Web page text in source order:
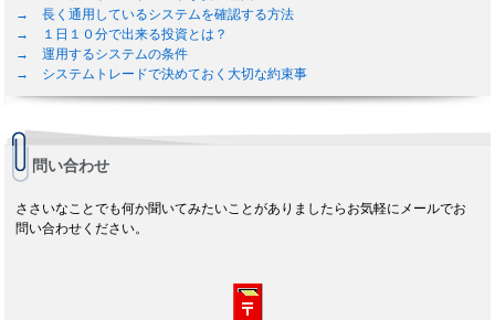
→ 長く通用しているシステムを確認する方法
→ １日１０分で出来る投資とは？
→ 運用するシステムの条件
→ システムトレードで決めておく大切な約束事
問い合わせ
ささいなことでも何か聞いてみたいことがありましたらお気軽にメールでお
問い合わせください。